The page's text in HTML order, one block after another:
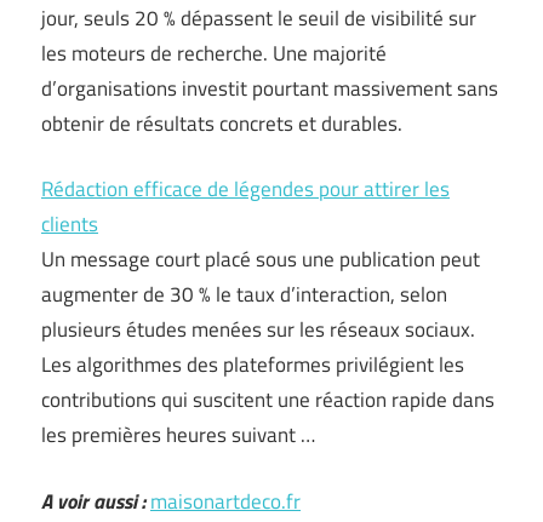
jour, seuls 20 % dépassent le seuil de visibilité sur
les moteurs de recherche. Une majorité
d’organisations investit pourtant massivement sans
obtenir de résultats concrets et durables.
Rédaction efficace de légendes pour attirer les
clients
Un message court placé sous une publication peut
augmenter de 30 % le taux d’interaction, selon
plusieurs études menées sur les réseaux sociaux.
Les algorithmes des plateformes privilégient les
contributions qui suscitent une réaction rapide dans
les premières heures suivant …
A voir aussi :maisonartdeco.fr